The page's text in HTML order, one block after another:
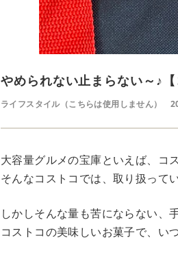
やめられない止まらない～♪
ライフスタイル（こちらは使用しません）
大容量グルメの宝庫といえば、コ
そんなコストコでは、取り扱って
しかしそんな量も苦にならない、
コストコの美味しいお菓子で、い